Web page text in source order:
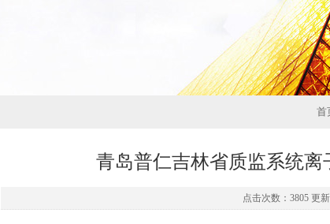
首
青岛普仁吉林省质监系统
点击次数：3805 更